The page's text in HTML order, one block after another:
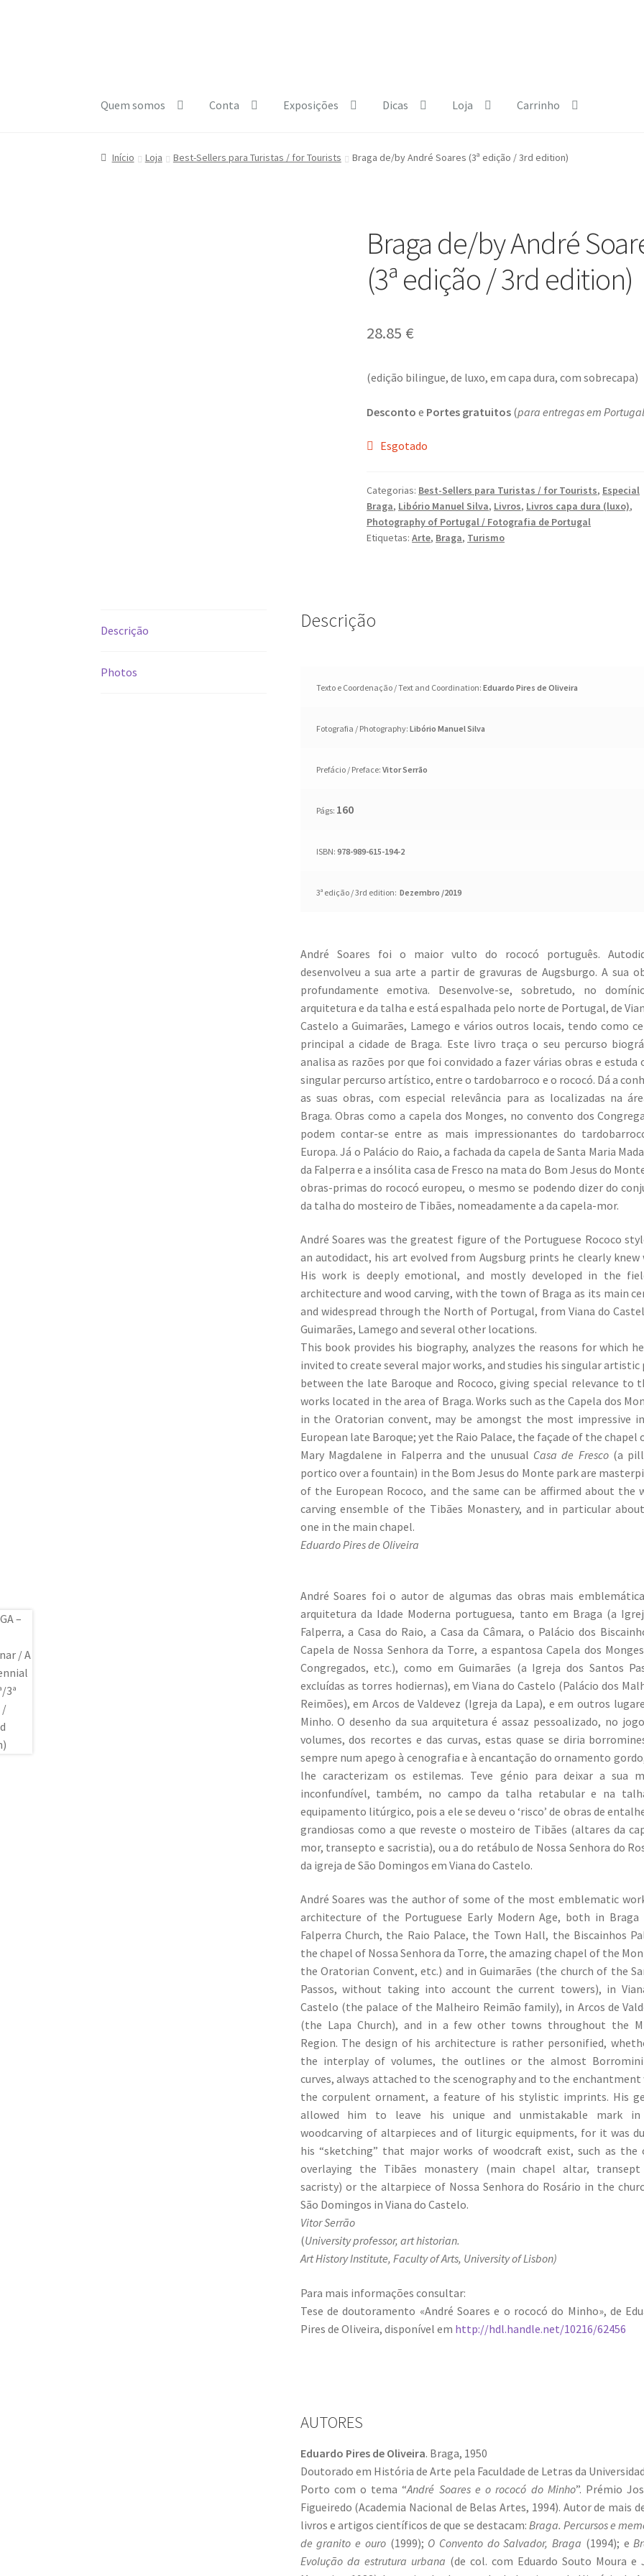
Quem somos
Conta Exposições Dicas Loja Carrinho
Início A minha conta Carrinho Checkout Cookie Policy Courses Dia Mundial da Terra Dicas
Início Loja Best-Sellers para Turistas / for Tourists Braga de/by André Soares (3ª edição / 3rd edition)
Braga de/by André
(3ª edição / 3rd edition)
28.85 €
(edição bilingue, de luxo, em capa dura, com sobrecapa)
Desconto e Portes gratuitos (para entregas em
Esgotado
Categorias: Best-Sellers para Turistas / for Tourists, Especial
Braga, Libório Manuel Silva, Livros, Livros capa dura (luxo),
Photography of Portugal / Fotografia de Portugal
Etiquetas:Arte, Braga, Turismo
Descrição
Photos
Descrição
Texto e Coordenação / Text and Coordination:Eduardo Pires de Oliveira
Fotografia / Photography:Libório Manuel Silva
Prefácio / Preface:Vitor Serrão
Págs: 160
ISBN:978-989-615-194-2
3ª edição / 3rd edition:Dezembro /2019
André Soares foi o maior vulto do rococó português.
desenvolveu a sua arte a partir de gravuras de Augsburgo. A sua
profundamente emotiva. Desenvolve-se, sobretudo, no
arquitetura e da talha e está espalhada pelo norte de Portugal, de
Castelo a Guimarães, Lamego e vários outros locais, tendo como
principal a cidade de Braga. Este livro traça o seu percurso
analisa as razões por que foi convidado a fazer várias obras e estuda
singular percurso artístico, entre o tardobarroco e o rococó. Dá a
as suas obras, com especial relevância para as localizadas na
Braga. Obras como a capela dos Monges, no convento dos
podem contar-se entre as mais impressionantes do
Europa. Já o Palácio do Raio, a fachada da capela de Santa Maria
da Falperra e a insólita casa de Fresco na mata do Bom Jesus do
obras-primas do rococó europeu, o mesmo se podendo dizer do
da talha do mosteiro de Tibães, nomeadamente a da capela-mor.
André Soares was the greatest figure of the Portuguese Rococo
an autodidact, his art evolved from Augsburg prints he clearly knew
His work is deeply emotional, and mostly developed in the
architecture and wood carving, with the town of Braga as its main
and widespread through the North of Portugal, from Viana do
Guimarães, Lamego and several other locations.
This book provides his biography, analyzes the reasons for which
invited to create several major works, and studies his singular artistic
between the late Baroque and Rococo, giving special relevance to
works located in the area of Braga. Works such as the Capela dos
in the Oratorian convent, may be amongst the most impressive
European late Baroque; yet the Raio Palace, the façade of the chapel
Mary Magdalene in Falperra and the unusual Casa de Fresco(a
portico over a fountain) in the Bom Jesus do Monte park are
of the European Rococo, and the same can be affirmed about the
carving ensemble of the Tibães Monastery, and in particular
one in the main chapel.
Eduardo Pires de Oliveira
André Soares foi o autor de algumas das obras mais
arquitetura da Idade Moderna portuguesa, tanto em Braga (a
Falperra, a Casa do Raio, a Casa da Câmara, o Palácio dos
Capela de Nossa Senhora da Torre, a espantosa Capela dos
Congregados, etc.), como em Guimarães (a Igreja dos Santos
excluídas as torres hodiernas), em Viana do Castelo (Palácio dos
Reimões), em Arcos de Valdevez (Igreja da Lapa), e em outros
Minho. O desenho da sua arquitetura é assaz pessoalizado, no
volumes, dos recortes e das curvas, estas quase se diria
sempre num apego à cenografia e à encantação do ornamento
lhe caracterizam os estilemas. Teve génio para deixar a sua
inconfundível, também, no campo da talha retabular e na
equipamento litúrgico, pois a ele se deveu o ‘risco’ de obras de
grandiosas como a que reveste o mosteiro de Tibães (altares da
mor, transepto e sacristia), ou a do retábulo de Nossa Senhora do
da igreja de São Domingos em Viana do Castelo.
André Soares was the author of some of the most emblematic
architecture of the Portuguese Early Modern Age, both in
Falperra Church, the Raio Palace, the Town Hall, the Biscainhos
the chapel of Nossa Senhora da Torre, the amazing chapel of the
the Oratorian Convent, etc.) and in Guimarães (the church of the
Passos, without taking into account the current towers), in
Castelo (the palace of the Malheiro Reimão family), in Arcos de
(the Lapa Church), and in a few other towns throughout the
Region. The design of his architecture is rather personified,
the interplay of volumes, the outlines or the almost
curves, always attached to the scenography and to the
the corpulent ornament, a feature of his stylistic imprints. His
allowed him to leave his unique and unmistakable mark
woodcarving of altarpieces and of liturgic equipments, for it was
his “sketching” that major works of woodcraft exist, such as the
overlaying the Tibães monastery (main chapel altar, transept
sacristy) or the altarpiece of Nossa Senhora do Rosário in the
São Domingos in Viana do Castelo.
Vitor Serrão
(University professor, art historian.
Art History Institute, Faculty of Arts, University of Lisbon)
Para mais informações consultar:
Tese de doutoramento «André Soares e o rococó do Minho», de
Pires de Oliveira, disponível em http://hdl.handle.net/10216/62456
AUTORES
Eduardo Pires de Oliveira. Braga, 1950
Doutorado em História de Arte pela Faculdade de Letras da
Porto com o tema “André Soares e o rococó do Minho”. Prémio
Figueiredo (Academia Nacional de Belas Artes, 1994). Autor de mais
livros e artigos científicos de que se destacam: Braga. Percursos e
de granito e ouro(1999); O Convento do Salvador, Braga (1994); e
Evolução da estrutura urbana (de col. com Eduardo Souto Moura e